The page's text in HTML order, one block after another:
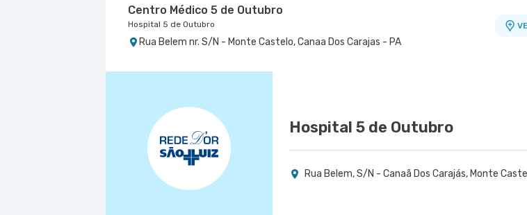
Centro Médico 5 de Outubro
Hospital 5 de Outubro
Rua Belem nr. S/N - Monte Castelo, Canaa Dos Carajas - PA
Hospital 5 de Outubro
Rua Belem, S/N - Canaã Dos Carajás, Monte